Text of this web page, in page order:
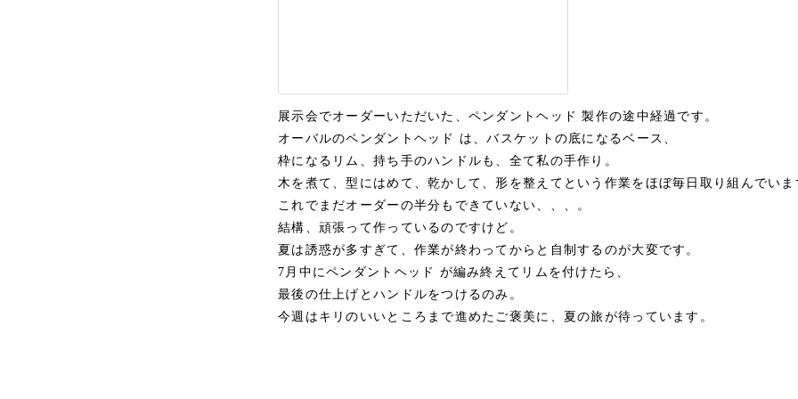
展示会でオーダーいただいた、ペンダントヘッド 製作の途中経過です。
オーバルのペンダントヘッド は、バスケットの底になるベース、
枠になるリム、持ち手のハンドルも、全て私の手作り。
木を煮て、型にはめて、乾かして、形を整えてという作業をほぼ毎日取り組んでいま
これでまだオーダーの半分もできていない、、、。
結構、頑張って作っているのですけど。
夏は誘惑が多すぎて、作業が終わってからと自制するのが大変です。
7月中にペンダントヘッド が編み終えてリムを付けたら、
最後の仕上げとハンドルをつけるのみ。
今週はキリのいいところまで進めたご褒美に、夏の旅が待っています。